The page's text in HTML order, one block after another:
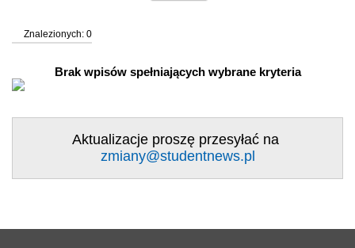
status uczelni
Znalezionych: 0
Brak wpisów spełniających wybrane kryteria
Aktualizacje proszę przesyłać na
zmiany@studentnews.pl